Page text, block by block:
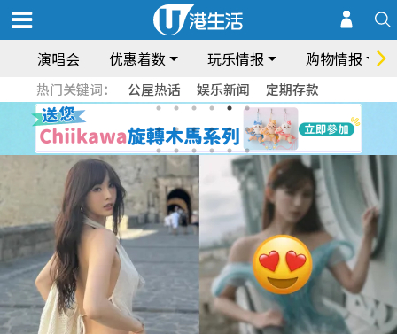
演唱会 优惠着数 玩乐情报 购物情报
热门关键词： 公屋热话 娱乐新闻 定期存款